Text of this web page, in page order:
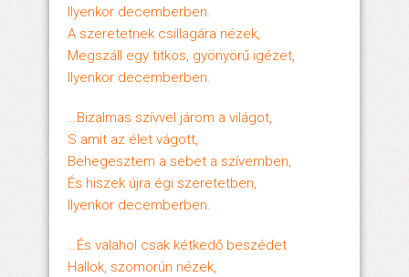
Ilyenkor decemberben.
A szeretetnek csillagára nézek,
Megszáll egy titkos, gyönyörű igézet,
Ilyenkor decemberben.
…Bizalmas szívvel járom a világot,
S amit az élet vágott,
Behegesztem a sebet a szívemben,
És hiszek újra égi szeretetben,
Ilyenkor decemberben.
…És valahol csak kétkedő beszédet
Hallok, szomorún nézek,